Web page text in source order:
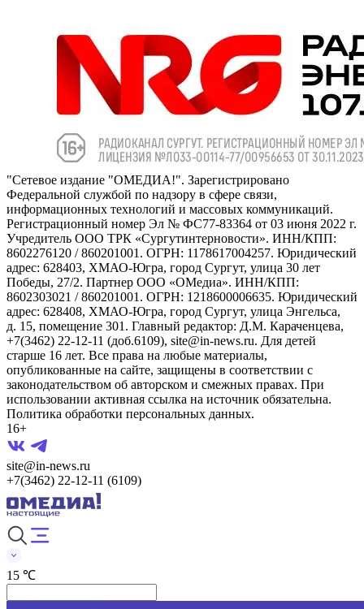
"Сетевое издание "ОМЕДИА!". Зарегистрировано
Федеральной службой по надзору в сфере связи,
информационных технологий и массовых коммуникаций.
Регистрационный номер Эл № ФС77-83364 от 03 июня 2022 г.
Учредитель ООО ТРК «Сургутинтерновости». ИНН/КПП:
8602276120 / 860201001. ОГРН: 1178617004257. Юридический
адрес: 628403, ХМАО-Югра, город Сургут, улица 30 лет
Победы, 27/2. Партнер ООО «ОМедиа». ИНН/КПП:
8602303021 / 860201001. ОГРН: 1218600006635. Юридический
адрес: 628408, ХМАО-Югра, город Сургут, улица Энгельса,
д. 15, помещение 301. Главный редактор: Д.М. Караченцева,
+7(3462) 22-12-11 (доб.6109), site@in-news.ru. Для детей
старше 16 лет. Все права на любые материалы,
опубликованные на сайте, защищены в соответствии с
законодательством об авторском и смежных правах. При
использовании активная ссылка на источник обязательна.
Политика обработки персональных данных.
16+
site@in-news.ru
+7(3462) 22-12-11 (6109)
15 ℃